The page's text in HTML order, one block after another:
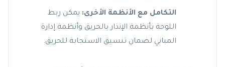
التكامل مع الأنظمة الأخرى: يمكن ربط
اللوحة بأنظمة الإنذار بالحريق وأنظمة إدارة
المباني لضمان تنسيق الاستجابة للحريق.